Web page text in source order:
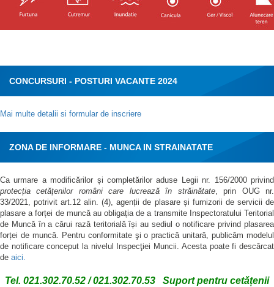
CONCURSURI - POSTURI VACANTE 2024
Mai multe detalii si formular de inscriere
ZONA DE INFORMARE - MUNCA IN STRAINATATE
Ca urmare a modificărilor și completărilor aduse Legii nr. 156/2000 privind
protecția cetățenilor români care lucrează în străinătate, prin OUG nr.
33/2021, potrivit art.12 alin. (4), agenții de plasare și furnizorii de servicii de
plasare a forței de muncă au obligația de a transmite Inspectoratului Teritorial
de Muncă în a cărui rază teritorială își au sediul o notificare privind plasarea
forței de muncă. Pentru conformitate şi o practică unitară, publicăm modelul
de notificare conceput la nivelul Inspecţiei Muncii. Acesta poate fi descărcat
de aici.
Tel. 021.302.70.52 / 021.302.70.53 Suport pentru cetățenii